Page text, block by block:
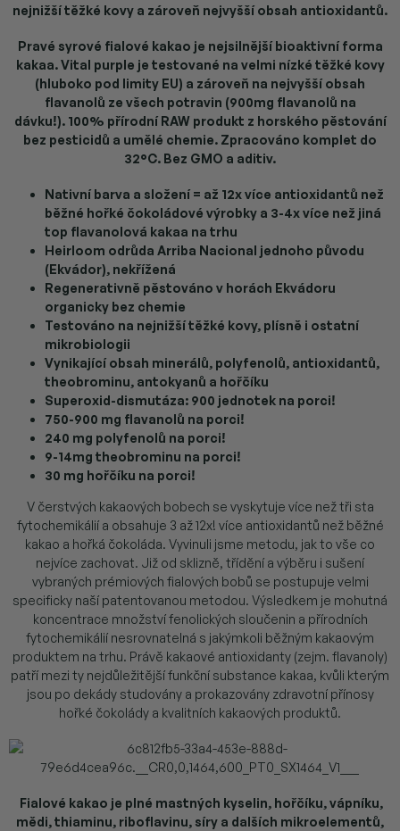
nejnižší těžké kovy a zároveň nejvyšší obsah antioxidantů.
Pravé syrové fialové kakao je nejsilnější bioaktivní forma
kakaa. Vital purple je testované na velmi nízké těžké kovy
(hluboko pod limity EU) a zároveň na nejvyšší obsah
flavanolů ze všech potravin (900mg flavanolů na
dávku!). 100% přírodní RAW produkt z horského pěstování
bez pesticidů a umělé chemie. Zpracováno komplet do
32°C. Bez GMO a aditiv.
Nativní barva a složení = až 12x více antioxidantů než
běžné hořké čokoládové výrobky a 3-4x více než jiná
top flavanolová kakaa na trhu
Heirloom odrůda Arriba Nacional jednoho původu
(Ekvádor), nekřížená
Regenerativně pěstováno v horách Ekvádoru
organicky bez chemie
Testováno na nejnižší těžké kovy, plísně i ostatní
mikrobiologii
Vynikající obsah minerálů, polyfenolů, antioxidantů,
theobrominu, antokyanů a hořčíku
Superoxid-dismutáza: 900 jednotek na porci!
750-900 mg flavanolů na porci!
240 mg polyfenolů na porci!
9-14mg theobrominu na porci!
30 mg hořčíku na porci!
V čerstvých kakaových bobech se vyskytuje více než tři sta
fytochemikálií a obsahuje 3 až 12x! více antioxidantů než běžné
kakao a hořká čokoláda. Vyvinuli jsme metodu, jak to vše co
nejvíce zachovat. Již od sklizně, třídění a výběru i sušení
vybraných prémiových fialových bobů se postupuje velmi
specificky naší patentovanou metodou. Výsledkem je mohutná
koncentrace množství fenolických sloučenin a přírodních
fytochemikálií nesrovnatelná s jakýmkoli běžným kakaovým
produktem na trhu. Právě kakaové antioxidanty (zejm. flavanoly)
patří mezi ty nejdůležitější funkční substance kakaa, kvůli kterým
jsou po dekády studovány a prokazovány zdravotní přínosy
hořké čokolády a kvalitních kakaových produktů.
Fialové kakao je plné mastných kyselin, hořčíku, vápníku,
mědi, thiaminu, riboflavinu, síry a dalších mikroelementů,